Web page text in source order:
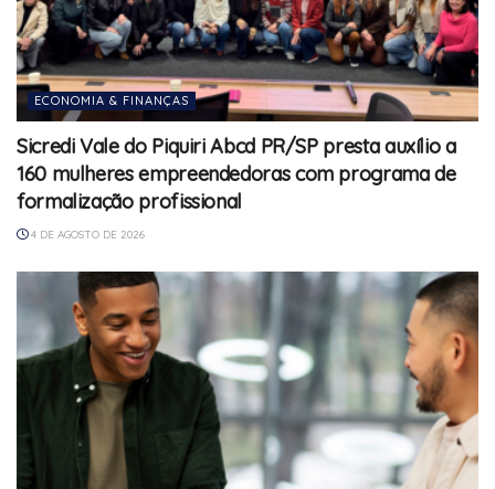
ECONOMIA & FINANÇAS
Sicredi Vale do Piquiri Abcd PR/SP presta auxílio a
160 mulheres empreendedoras com programa de
formalização profissional
4 DE AGOSTO DE 2026